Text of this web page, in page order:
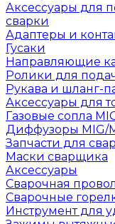
Аксессуары для
сварки
Адаптеры и
Гусаки
Направляющие
Ролики для
Рукава и шланг-
Аксессуары для
Газовые сопла
Диффузоры MIG/
Запчасти для
Маски сварщика
Аксессуары
Сварочная
Сварочные
Инструмент для